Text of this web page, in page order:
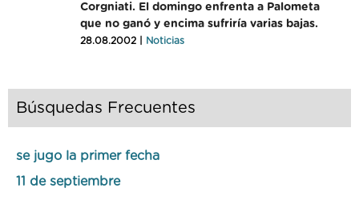
Corgniati. El domingo enfrenta a Palometa
que no ganó y encima sufriría varias bajas.
28.08.2002 | Noticias
Búsquedas Frecuentes
se jugo la primer fecha
11 de septiembre